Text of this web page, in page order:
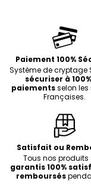
c
t
Paiement 100%
Système de cryptage
sécuriser à
paiementsselon les
Françaises.
Satisfait ou
Tous nos produits
garantis 100%
remboursés